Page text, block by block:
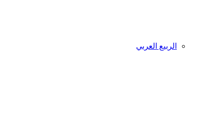
الربيع العربي